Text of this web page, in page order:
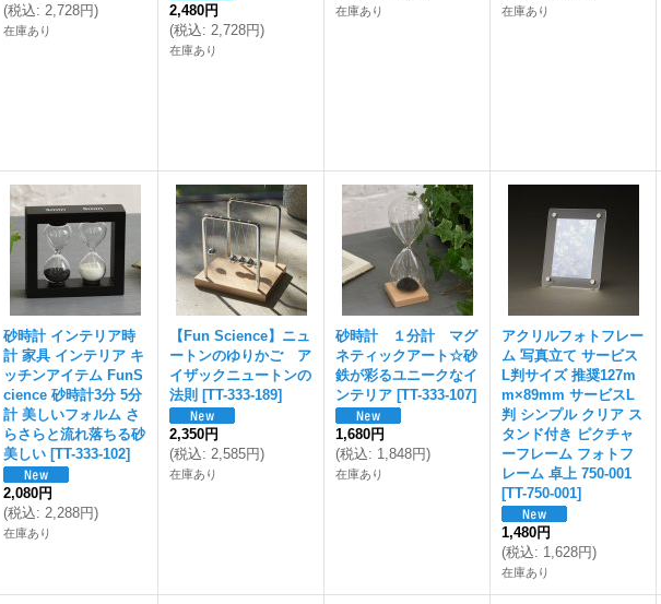
(税込: 2,728円)
在庫あり
2,480円
(税込: 2,728円)
在庫あり
在庫あり 在庫あり
砂時計 インテリア時
計 家具 インテリア キ
ッチンアイテム FunS
cience 砂時計3分 5分
計 美しいフォルム さ
らさらと流れ落ちる砂
美しい [TT-333-102]
2,080円
(税込: 2,288円)
在庫あり
【Fun Science】ニュ
ートンのゆりかご ア
イザックニュートンの
法則 [TT-333-189]
2,350円
(税込: 2,585円)
在庫あり
砂時計 １分計 マグ
ネティックアート☆砂
鉄が彩るユニークなイ
ンテリア [TT-333-107]
1,680円
(税込: 1,848円)
在庫あり
アクリルフォトフレー
ム 写真立て サービス
L判サイズ 推奨127m
m×89mm サービスL
判 シンプル クリア ス
タンド付き ピクチャ
ーフレーム フォトフ
レーム 卓上 750-001
[TT-750-001]
1,480円
(税込: 1,628円)
在庫あり